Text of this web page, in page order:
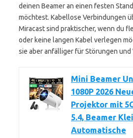
deinen Beamer an einen festen
möchtest. Kabellose Verbindungen
Miracast sind praktischer, wenn du
oder keine langen Kabel verlegen
sie aber anfälliger für Störungen
Mini Beamer
1080P 2026
Projektor mit
5.4, Beamer
Automatische